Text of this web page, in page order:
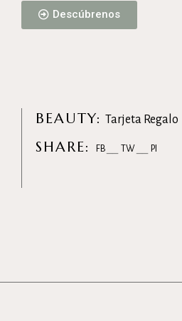
Descúbrenos
BEAUTY: Tarjeta Regalo
SHARE: FB TW PI